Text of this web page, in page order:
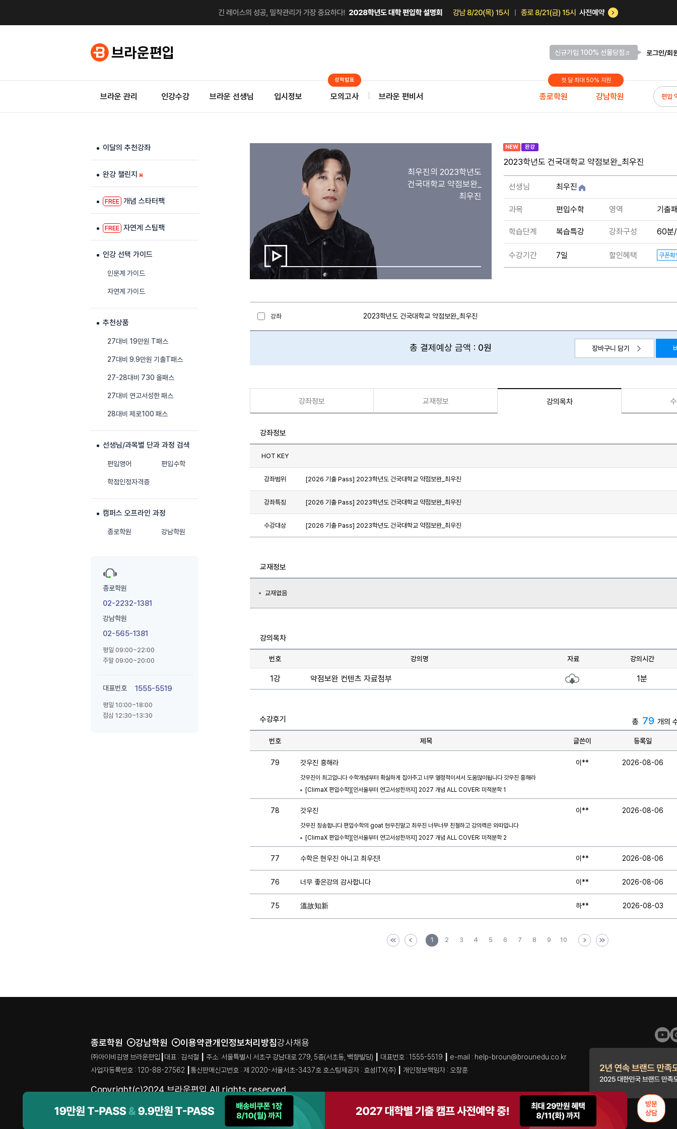
신규가입 100% 선물당첨♬ 로그인/회
브라운 관리 인강수강 브라운 선생님 입시정보 모의고사
성적발표
브라운 편비서 종로학원
첫 달 최대 50% 지원
강남학원 편입
이달의 추천강좌
완강 챌린지
FREE 개념 스타터팩
FREE 자연계 스팀팩
인강 선택 가이드
인문계 가이드
자연계 가이드
추천상품
27대비 19만원 T패스
27대비 9.9만원 기출T패스
27-28대비 730 올패스
27대비 연고서성한 패스
28대비 제로100 패스
선생님/과목별 단과 과정 검색
편입영어 편입수학
학점인정자격증
캠퍼스 오프라인 과정
종로학원 강남학원
종로학원
02-2232-1381
강남학원
02-565-1381
평일 09:00~22:00
주말 09:00~20:00
대표번호 1555-5519
평일 10:00~18:00
점심 12:30~13:30
최우진의 2023학년도
건국대학교 약점보완_
최우진
NEW 완강
2023학년도 건국대학교 약점보완_최우진
선생님 최우진
과목 편입수학 영역 기출
학습단계 복습특강 강좌구성 60분/
수강기간 7일 할인혜택 쿠폰확
강좌 2023학년도 건국대학교 약점보완_최우진
총 결제예상 금액 : 0원 장바구니 담기
강좌정보 교재정보 강의목차
강좌정보
HOT KEY
강좌범위 [2026 기출 Pass] 2023학년도 건국대학교 약점보완_최우진
강좌특징 [2026 기출 Pass] 2023학년도 건국대학교 약점보완_최우진
수강대상 [2026 기출 Pass] 2023학년도 건국대학교 약점보완_최우진
교재정보
교재없음
강의목차
번호 강의명 자료 강의시간
1강 약점보완 컨텐츠 자료첨부 1분
수강후기 총 79 개의
번호 제목 글쓴이 등록일
79 갓우진 흥해라 이** 2026-08-06
갓우진이 최고입니다 수학개념부터 확실하게 집아주고 너무 열정적이셔서 도움많이됩니다 갓우진 흥해라
[ClimaX 편입수학][인서울부터 연고서성한까지] 2027 개념 ALL COVER: 미적분학 1
78 갓우진 이** 2026-08-06
갓우진 칭송합니다 편입수학의 goat 현우진말고 최우진 너무너무 친절하고 강의력은 와따입니다
[ClimaX 편입수학][인서울부터 연고서성한까지] 2027 개념 ALL COVER: 미적분학 2
77 수학은 현우진 아니고 최우진! 이** 2026-08-06
76 너무 좋은강의 감사합니다 이** 2026-08-06
75 溫故知新 하** 2026-08-03
1 2 3 4 5 6 7 8 9 10
종로학원 강남학원 이용약관개인정보처리방침강사채용
㈜아이비김영 브라운편입┃대표 : 김석철 ┃ 주소: 서울특별시 서초구 강남대로 279, 5층(서초동, 백향빌딩) ┃ 대표번호 : 1555-5519 ┃ e-mail : help-broun@brounedu.co.kr
사업자등록번호 : 120-88-27562 ┃통신판매신고번호 : 제 2020-서울서초-3437호 호스팅제공자 : 효성ITX(주) ┃ 개인정보책임자 : 오창훈
Copyright(c)2024 브라운편입 All rights reserved.